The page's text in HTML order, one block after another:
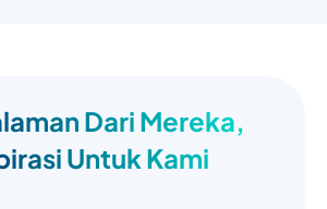
Dari Mereka,
Untuk Kami